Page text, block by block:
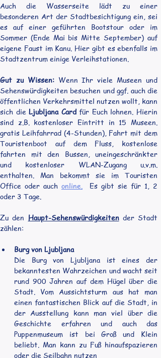
Auch die Wasserseite lädt zu einer
besonderen Art der Stadtbesichtigung ein, sei
es auf einer geführten Bootstour oder im
Sommer (Ende Mai bis Mitte September) auf
eigene Faust im Kanu. Hier gibt es ebenfalls im
Stadtzentrum einige Verleihstationen.
Gut zu Wissen: Wenn Ihr viele Museen und
Sehenswürdigkeiten besuchen und ggf. auch die
öffentlichen Verkehrsmittel nutzen wollt, kann
sich die Ljubljana Card für Euch lohnen. Hierin
sind z.B. kostenloser Eintritt in 15 Museen.
gratis Leihfahrrad (4-Stunden), Fahrt mit dem
Touristenboot auf dem Fluss, kostenlose
fahrten mit den Bussen, uneingeschränkter
und kostenloser WLAN-Zugang u.v.m.
enthalten. Man bekommt sie im Touristen
Office oder auch online.
Es gibt sie für 1, 2
oder 3 Tage.
Zu den Haupt-Sehenswürdigkeiten der Stadt
zählen:
Burg von Ljubljana
Die Burg von Ljubljana ist eines der
bekanntesten Wahrzeichen und wacht seit
rund 900 Jahren auf dem Hügel über die
Stadt. Vom Aussichtsturm aus hat man
einen fantastischen Blick auf die Stadt, in
der Ausstellung kann man viel über die
Geschichte erfahren und auch das
Puppenmuseum ist bei Groß und Klein
beliebt. Man kann zu Fuß hinaufspazieren
oder die Seilbahn nutzen